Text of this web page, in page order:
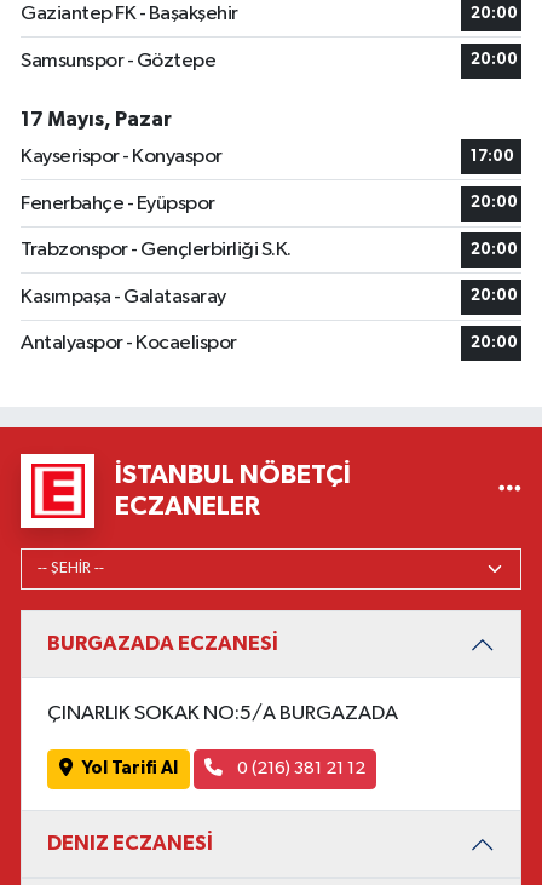
Gaziantep FK - Başakşehir 20:00
Samsunspor - Göztepe 20:00
17 Mayıs, Pazar
Kayserispor - Konyaspor
17:00
Fenerbahçe - Eyüpspor 20:00
Trabzonspor - Gençlerbirliği S.K. 20:00
Kasımpaşa - Galatasaray 20:00
Antalyaspor - Kocaelispor 20:00
İSTANBUL NÖBETÇI
ECZANELER
BURGAZADA ECZANESİ
ÇINARLIK SOKAK NO:5/A BURGAZADA
Yol Tarifi Al 0 (216) 381 21 12
DENIZ ECZANESİ